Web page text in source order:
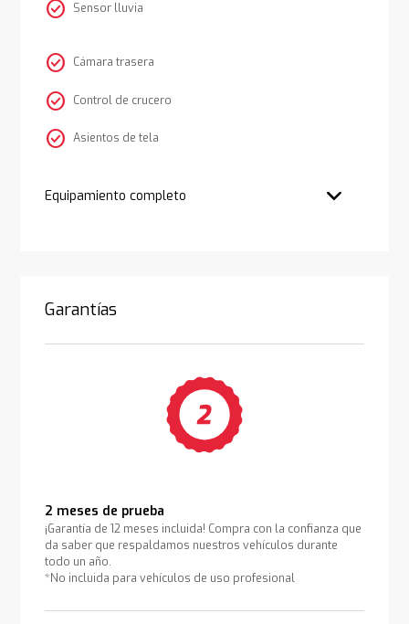
check_circle Sensor lluvia
check_circle Cámara trasera
check_circle Control de crucero
check_circle Asientos de tela
Equipamiento completo
Garantías
2 meses de prueba
¡Garantía de 12 meses incluida! Compra con la confianza que
da saber que respaldamos nuestros vehículos durante
todo un año.
*No incluida para vehículos de uso profesional